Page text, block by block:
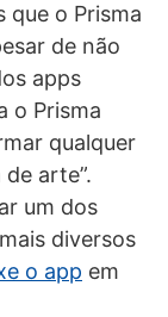
que o Prisma
de não
apps
o Prisma
qualquer
arte”.
um dos
diversos
o app em